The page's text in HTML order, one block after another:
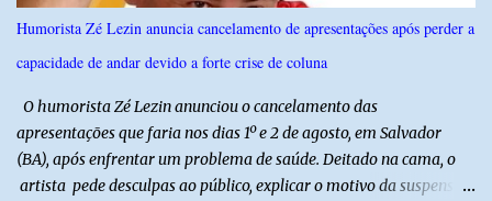
inovação e oportunidades para o desenvolvimento do agronegócio
potiguar. @associacaodiba
Humorista Zé Lezin anuncia cancelamento de apresentações após perder a
capacidade de andar devido a forte crise de coluna
O humorista Zé Lezin anunciou o cancelamento das
apresentações que faria nos dias 1º e 2 de agosto, em Salvador
(BA), após enfrentar um problema de saúde. Deitado na cama, o
artista pede desculpas ao público, explicar o motivo da suspensão